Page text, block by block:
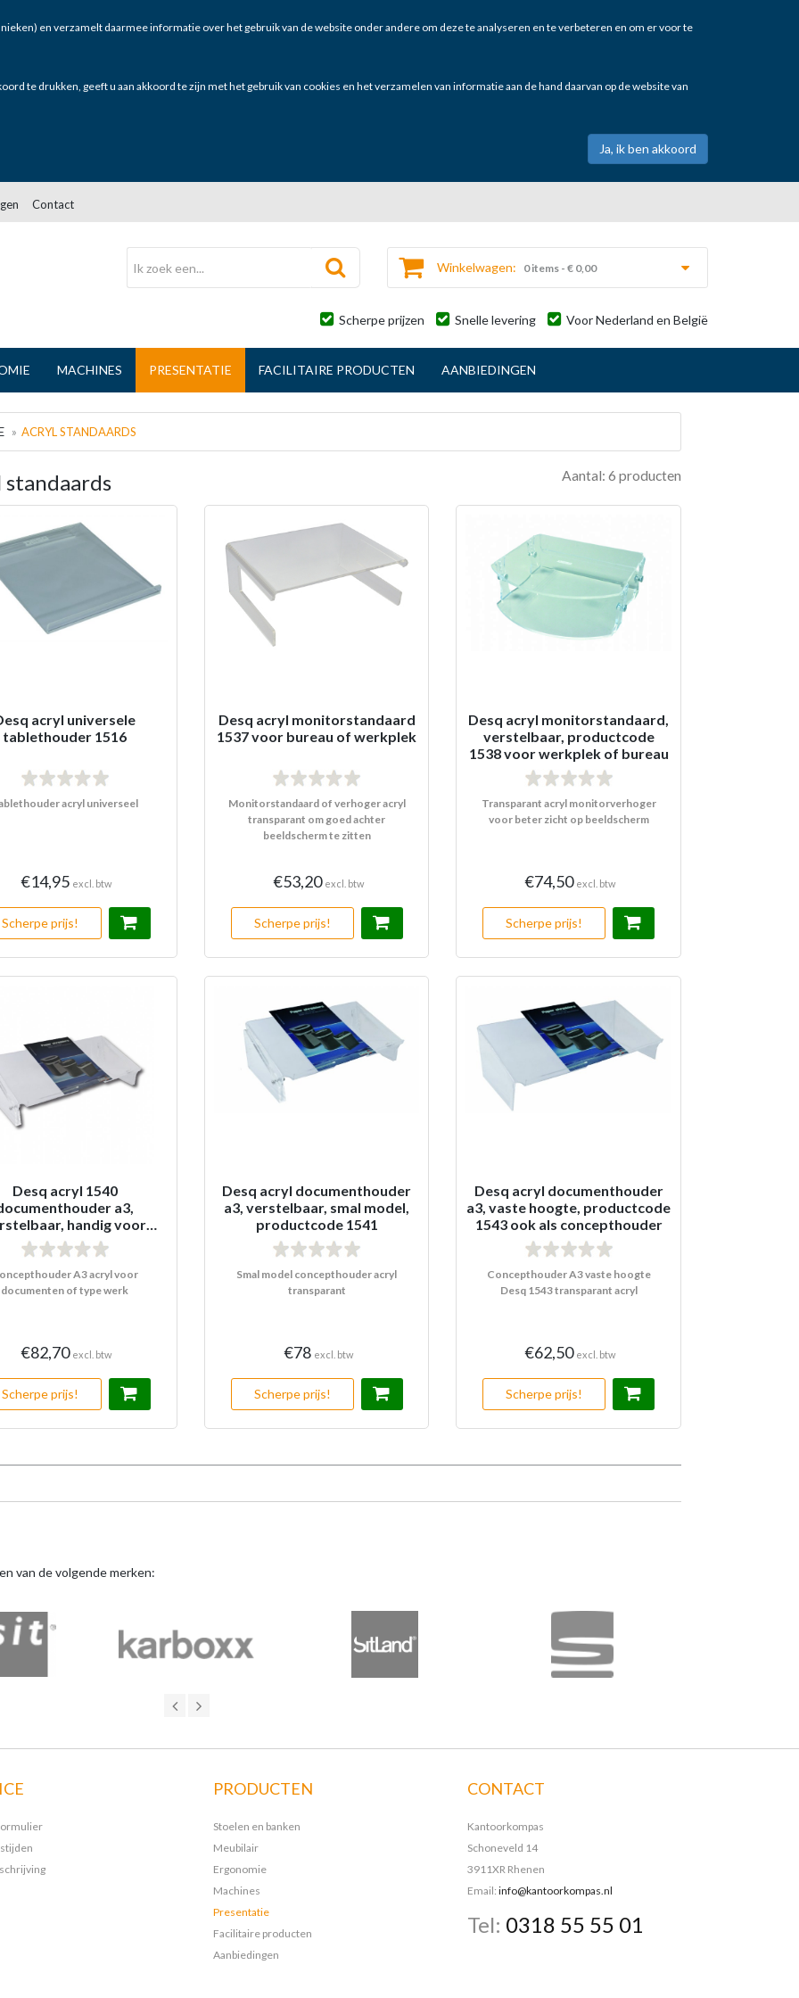
en verzamelt daarmee informatie over het gebruik van de website onder andere om deze te analyseren en te verbeteren en om er voor te
te drukken, geeft u aan akkoord te zijn met het gebruik van cookies en het verzamelen van informatie aan de hand daarvan op de website van
Contact
Winkelwagen: 0 items - € 0,00
Scherpe prijzen Snelle levering Voor Nederland en België
MACHINES PRESENTATIE FACILITAIRE PRODUCTEN AANBIEDINGEN
ACRYL STANDAARDS
Aantal: 6 producten
acryl universele
tablethouder 1516
acryl universeel
€14,95 excl. btw
Scherpe prijs!
Desq acryl monitorstandaard
1537 voor bureau of werkplek
Monitorstandaard of verhoger acryl
transparant om goed achter
beeldscherm te zitten
€53,20 excl. btw
Scherpe prijs!
Desq acryl monitorstandaard,
verstelbaar, productcode
1538 voor werkplek of bureau
Transparant acryl monitorverhoger
voor beter zicht op beeldscherm
€74,50 excl. btw
Scherpe prijs!
Desq acryl 1540
a3,
handig voor
documenten
A3 acryl voor
documenten of type werk
€82,70 excl. btw
Scherpe prijs!
Desq acryl documenthouder
a3, verstelbaar, smal model,
productcode 1541
Smal model concepthouder acryl
transparant
€78 excl. btw
Scherpe prijs!
Desq acryl documenthouder
a3, vaste hoogte, productcode
1543 ook als concepthouder
Concepthouder A3 vaste hoogte
Desq 1543 transparant acryl
€62,50 excl. btw
Scherpe prijs!
van de volgende merken:
PRODUCTEN
Stoelen en banken
Meubilair
Ergonomie
Machines
Presentatie
Facilitaire producten
Aanbiedingen
CONTACT
Kantoorkompas
Schoneveld 14
3911XR Rhenen
Email: info@kantoorkompas.nl
Tel: 0318 55 55 01